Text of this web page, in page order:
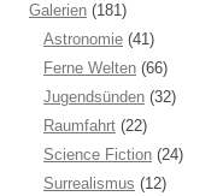
Galerien (181)
Astronomie (41)
Ferne Welten (66)
Jugendsünden (32)
Raumfahrt (22)
Science Fiction (24)
Surrealismus (12)